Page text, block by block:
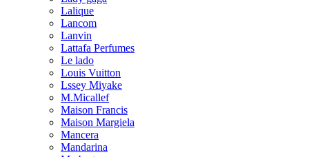
Lalique
Lancom
Lanvin
Lattafa Perfumes
Le lado
Louis Vuitton
Lssey Miyake
M.Micallef
Maison Francis
Maison Margiela
Mancera
Mandarina